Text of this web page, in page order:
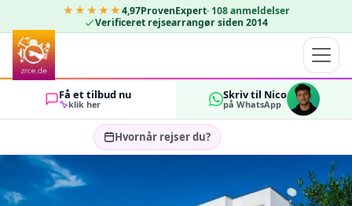
★★★★★4,97ProvenExpert· 108 anmeldelser
Verificeret rejsearrangør siden 2014
Få et tilbud nu
klik her
Skriv til Nico
på WhatsApp
Hvornår rejser du?
GÆSTER